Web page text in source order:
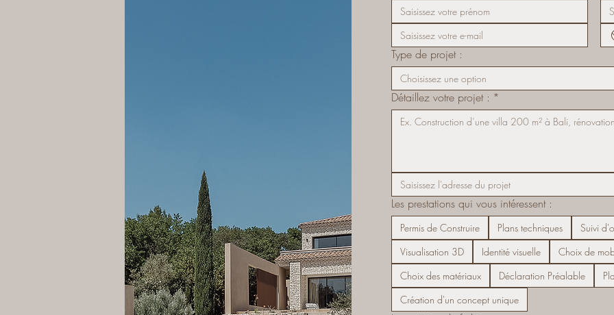
Type de projet :
Choisissez une option
Détaillez votre projet : *
Les prestations qui vous intéressent :
Permis de Construire Plans techniques Suivi
Visualisation 3D
Identité visuelle Choix de
Choix des matériaux
Déclaration Préalable
Création d'un concept unique